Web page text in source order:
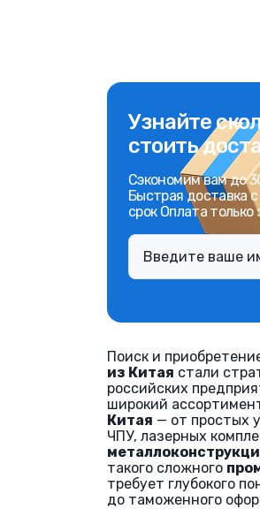
Узнайте
стоить
Сэкономим вам до
Быстрая доставка с
срок Оплата только
Поиск и
из Китая стали
российских
широкий
Китая — от простых
ЧПУ, лазерных
такого сложного
требует глубокого
до таможенного